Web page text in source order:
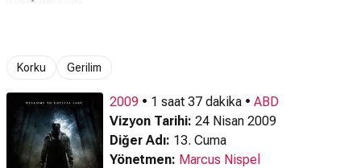
Korku Gerilim
2009 • 1 saat 37 dakika • ABD
Vizyon Tarihi: 24 Nisan 2009
Diğer Adı: 13. Cuma
Yönetmen: Marcus Nispel